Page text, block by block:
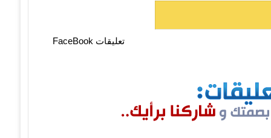
تعليقات FaceBook